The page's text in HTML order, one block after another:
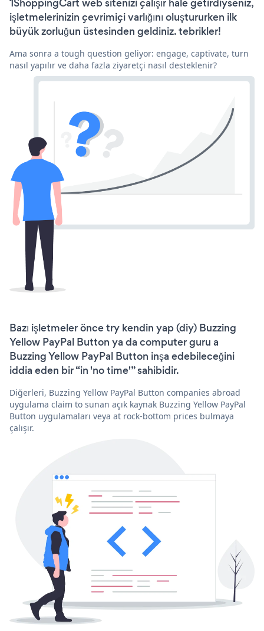
1ShoppingCart web sitenizi çalışır hale getirdiyseniz,
işletmelerinizin çevrimiçi varlığını oluştururken ilk
büyük zorluğun üstesinden geldiniz. tebrikler!
Ama sonra a tough question geliyor: engage, captivate, turn
nasıl yapılır ve daha fazla ziyaretçi nasıl desteklenir?
Bazı işletmeler önce try kendin yap (diy) Buzzing
Yellow PayPal Button ya da computer guru a
Buzzing Yellow PayPal Button inşa edebileceğini
iddia eden bir “in 'no time'” sahibidir.
Diğerleri, Buzzing Yellow PayPal Button companies abroad
uygulama claim to sunan açık kaynak Buzzing Yellow PayPal
Button uygulamaları veya at rock-bottom prices bulmaya
çalışır.